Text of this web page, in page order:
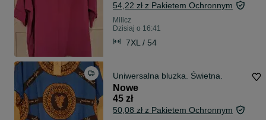
54,22 zł z Pakietem Ochronnym
Milicz
Dzisiaj o 16:41
7XL / 54
Uniwersalna bluzka. Świetna.
Nowe
45 zł
50,08 zł z Pakietem Ochronnym